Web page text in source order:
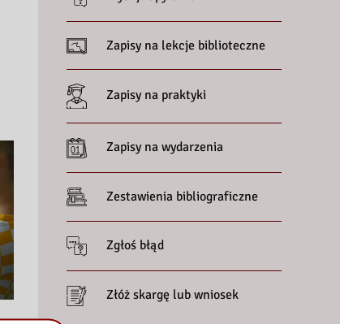
Zapisy na lekcje biblioteczne
Zapisy na praktyki
Zapisy na wydarzenia
Zestawienia bibliograficzne
Zgłoś błąd
Złóż skargę lub wniosek